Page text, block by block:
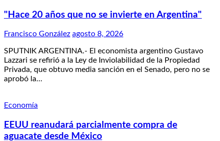
"Hace 20 años que no se invierte en Argentina"
Francisco González agosto 8, 2026
SPUTNIK ARGENTINA.- El economista argentino Gustavo
Lazzari se refirió a la Ley de Inviolabilidad de la Propiedad
Privada, que obtuvo media sanción en el Senado, pero no se
aprobó la…
Economía
EEUU reanudará parcialmente compra de
aguacate desde México